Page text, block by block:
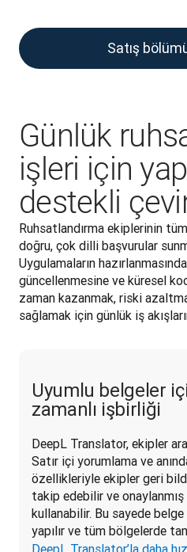
Satış
Günlük
işleri için
destekli
Ruhsatlandırma ekiplerinin
doğru, çok dilli başvurular
Uygulamaların
güncellenmesine ve küresel
zaman kazanmak, riski
sağlamak için günlük iş
Uyumlu belgeler
zamanlı işbirliği
DeepL Translator, ekipler
Satır içi yorumlama ve
özellikleriyle ekipler geri
takip edebilir ve
kullanabilir. Bu sayede
yapılır ve tüm bölgelerde
DeepL Translator’la daha